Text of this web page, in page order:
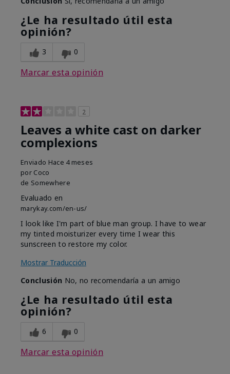
¿Le ha resultado útil esta
opinión?
3 0
Marcar esta opinión
2
Leaves a white cast on darker
complexions
Enviado Hace 4 meses
por Coco
de Somewhere
Evaluado en
marykay.com/en-us/
I look like I'm part of blue man group. I have to wear
my tinted moisturizer every time I wear this
sunscreen to restore my color.
Mostrar Traducción
Conclusión No, no recomendaría a un amigo
¿Le ha resultado útil esta
opinión?
6 0
Marcar esta opinión